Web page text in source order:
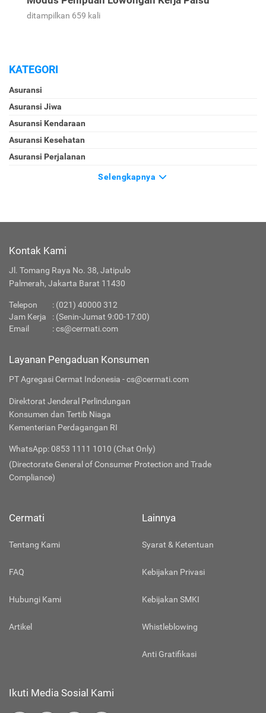
ditampilkan 659 kali
KATEGORI
Asuransi
Asuransi Jiwa
Asuransi Kendaraan
Asuransi Kesehatan
Asuransi Perjalanan
Selengkapnya
Kontak Kami
Jl. Tomang Raya No. 38, Jatipulo
Palmerah, Jakarta Barat 11430
Telepon : (021) 40000 312
Jam Kerja
: (Senin-Jumat 9:00-17:00)
Email
:cs@cermati.com
Layanan Pengaduan Konsumen
PT Agregasi Cermat Indonesia - cs@cermati.com
Direktorat Jenderal Perlindungan
Konsumen dan Tertib Niaga
Kementerian Perdagangan RI
WhatsApp: 0853 1111 1010 (Chat Only)
(Directorate General of Consumer Protection and Trade
Compliance)
Cermati
Tentang Kami
FAQ
Hubungi Kami
Artikel
Lainnya
Syarat & Ketentuan
Kebijakan Privasi
Kebijakan SMKI
Whistleblowing
Anti Gratifikasi
Ikuti Media Sosial Kami